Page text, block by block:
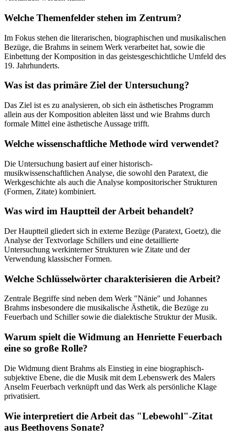
Welche Themenfelder stehen im Zentrum?
Im Fokus stehen die literarischen, biographischen und musikalischen
Bezüge, die Brahms in seinem Werk verarbeitet hat, sowie die
Einbettung der Komposition in das geistesgeschichtliche Umfeld des
19. Jahrhunderts.
Was ist das primäre Ziel der Untersuchung?
Das Ziel ist es zu analysieren, ob sich ein ästhetisches Programm
allein aus der Komposition ableiten lässt und wie Brahms durch
formale Mittel eine ästhetische Aussage trifft.
Welche wissenschaftliche Methode wird verwendet?
Die Untersuchung basiert auf einer historisch-
musikwissenschaftlichen Analyse, die sowohl den Paratext, die
Werkgeschichte als auch die Analyse kompositorischer Strukturen
(Formen, Zitate) kombiniert.
Was wird im Hauptteil der Arbeit behandelt?
Der Hauptteil gliedert sich in externe Bezüge (Paratext, Goetz), die
Analyse der Textvorlage Schillers und eine detaillierte
Untersuchung werkinterner Strukturen wie Zitate und der
Verwendung klassischer Formen.
Welche Schlüsselwörter charakterisieren die Arbeit?
Zentrale Begriffe sind neben dem Werk "Nänie" und Johannes
Brahms insbesondere die musikalische Ästhetik, die Bezüge zu
Feuerbach und Schiller sowie die dialektische Struktur der Musik.
Warum spielt die Widmung an Henriette Feuerbach
eine so große Rolle?
Die Widmung dient Brahms als Einstieg in eine biographisch-
subjektive Ebene, die die Musik mit dem Lebenswerk des Malers
Anselm Feuerbach verknüpft und das Werk als persönliche Klage
privatisiert.
Wie interpretiert die Arbeit das "Lebewohl"-Zitat
aus Beethovens Sonate?